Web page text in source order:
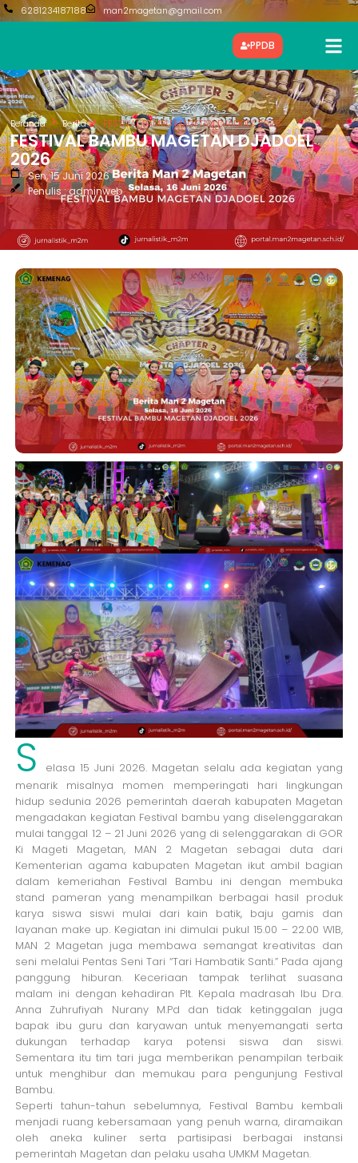
6281234187188 man2magetan@gmail.com
PPDB
Beranda Berita FESTIVAL BAMBU MAGETAN DJADOEL 2026
FESTIVAL BAMBU MAGETAN DJADOEL
2026
Sen, 15 Juni 2026
Penulis : adminweb
S
elasa 15 Juni 2026. Magetan selalu ada kegiatan yang
menarik misalnya momen memperingati hari lingkungan
hidup sedunia 2026 pemerintah daerah kabupaten Magetan
mengadakan kegiatan Festival bambu yang diselenggarakan
mulai tanggal 12 – 21 Juni 2026 yang di selenggarakan di GOR
Ki Mageti Magetan, MAN 2 Magetan sebagai duta dari
Kementerian agama kabupaten Magetan ikut ambil bagian
dalam kemeriahan Festival Bambu ini dengan membuka
stand pameran yang menampilkan berbagai hasil produk
karya siswa siswi mulai dari kain batik, baju gamis dan
layanan make up. Kegiatan ini dimulai pukul 15.00 – 22.00 WIB,
MAN 2 Magetan juga membawa semangat kreativitas dan
seni melalui Pentas Seni Tari “Tari Hambatik Santi.” Pada ajang
panggung hiburan. Keceriaan tampak terlihat suasana
malam ini dengan kehadiran Plt. Kepala madrasah Ibu Dra.
Anna Zuhrufiyah Nurany M.Pd dan tidak ketinggalan juga
bapak ibu guru dan karyawan untuk menyemangati serta
dukungan terhadap karya potensi siswa dan siswi.
Sementara itu tim tari juga memberikan penampilan terbaik
untuk menghibur dan memukau para pengunjung Festival
Bambu.
Seperti tahun-tahun sebelumnya, Festival Bambu kembali
menjadi ruang kebersamaan yang penuh warna, diramaikan
oleh aneka kuliner serta partisipasi berbagai instansi
pemerintah Magetan dan pelaku usaha UMKM Magetan.